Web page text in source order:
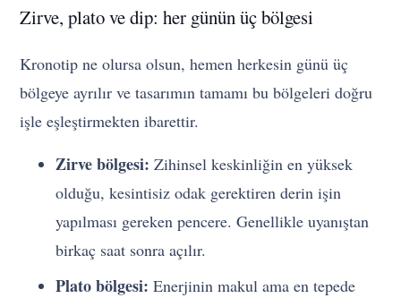
Zirve, plato ve dip: her günün üç bölgesi
Kronotip ne olursa olsun, hemen herkesin günü üç
bölgeye ayrılır ve tasarımın tamamı bu bölgeleri doğru
işle eşleştirmekten ibarettir.
Zirve bölgesi: Zihinsel keskinliğin en yüksek
olduğu, kesintisiz odak gerektiren derin işin
yapılması gereken pencere. Genellikle uyanıştan
birkaç saat sonra açılır.
Plato bölgesi: Enerjinin makul ama en tepede